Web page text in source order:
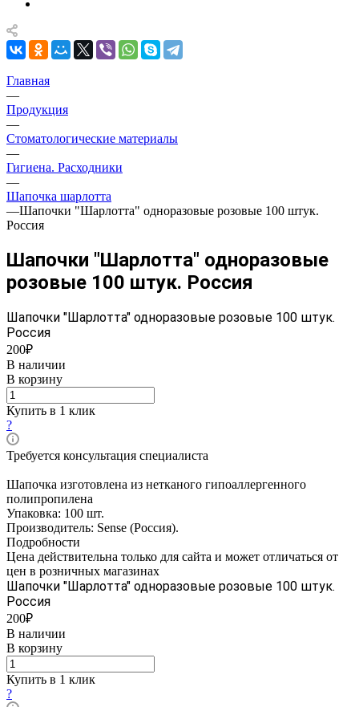
Главная
—
Продукция
—
Стоматологические материалы
—
Гигиена. Расходники
—
Шапочка шарлотта
—Шапочки "Шарлотта" одноразовые розовые 100 штук.
Россия
Шапочки "Шарлотта" одноразовые
розовые 100 штук. Россия
Шапочки "Шарлотта" одноразовые розовые 100 штук.
Россия
200₽
В наличии
В корзину
Купить в 1 клик
?
Требуется консультация специалиста
Шапочка изготовлена из нетканого гипоаллергенного
полипропилена
Упаковка: 100 шт.
Производитель: Sense (Россия).
Подробности
Цена действительна только для сайта и может отличаться от
цен в розничных магазинах
Шапочки "Шарлотта" одноразовые розовые 100 штук.
Россия
200₽
В наличии
В корзину
Купить в 1 клик
?